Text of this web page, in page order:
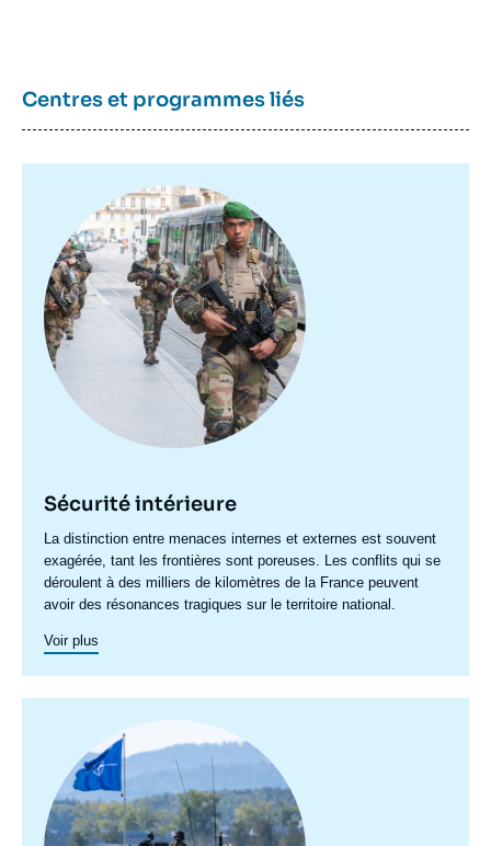
Centres et programmes liés
principale
Sécurité intérieure
Accroche
centre
La distinction entre menaces internes et externes est souvent
exagérée, tant les frontières sont poreuses. Les conflits qui se
déroulent à des milliers de kilomètres de la France peuvent
avoir des résonances tragiques sur le territoire national.
organisée ont une dimension internationale qu’on ne peut
Voir plus
principale